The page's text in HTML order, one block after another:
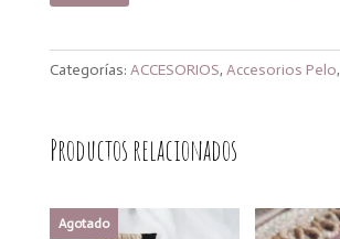
Categorías: ACCESORIOS, Accesorios Pelo,
Productos relacionados